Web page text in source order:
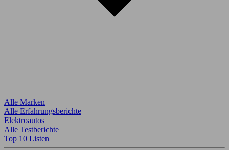
Alle Marken
Alle Erfahrungsberichte
Elektroautos
Alle Testberichte
Top 10 Listen